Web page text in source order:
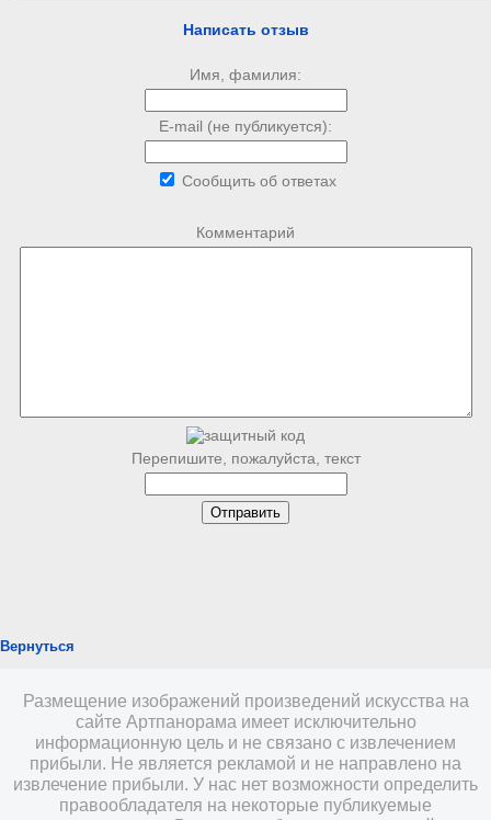
Написать отзыв
Имя, фамилия:
E-mail (не публикуется):
Сообщить об ответах
Комментарий
Перепишите, пожалуйста, текст
Вернуться
Размещение изображений произведений искусства на
сайте Артпанорама имеет исключительно
информационную цель и не связано с извлечением
прибыли. Не является рекламой и не направлено на
извлечение прибыли. У нас нет возможности определить
правообладателя на некоторые публикуемые